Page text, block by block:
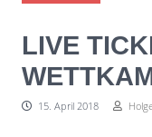
LIVE
15. April 2018